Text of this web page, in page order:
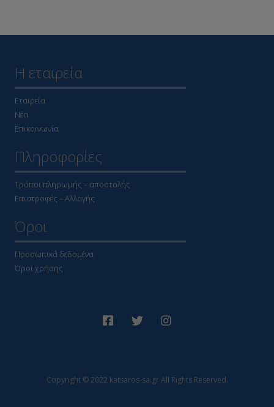
Η εταιρεία
Εταιρεία
Νέα
Επικοινωνία
Πληροφορίες
Τρόποι πληρωμής – αποστολής
Επιστροφές – Αλλαγής
Όροι
Προσωπικά δεδομένα
Όροι χρήσης
Copyright © 2022 katsaros-sa.gr All Rights Reserved.